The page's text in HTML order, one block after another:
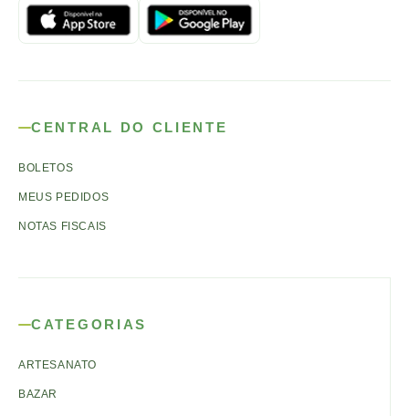
CENTRAL DO CLIENTE
BOLETOS
MEUS PEDIDOS
NOTAS FISCAIS
CATEGORIAS
ARTESANATO
BAZAR